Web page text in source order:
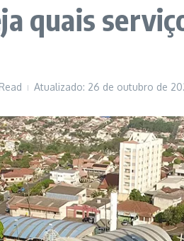
quais
Atualizado: 26 de outubro de